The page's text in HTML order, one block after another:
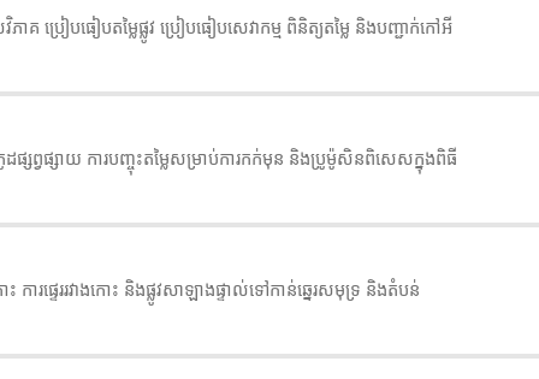
រៀបធៀបតម្លៃផ្លូវ ប្រៀបធៀបសេវាកម្ម ពិនិត្យតម្លៃ និងបញ្ជាក់កៅអី
ព្វផ្សាយ ការបញ្ចុះតម្លៃសម្រាប់ការកក់មុន និងប្រូម៉ូសិនពិសេសក្នុងពិធី
ផ្ទេររវាងកោះ និងផ្លូវសាឡាងផ្ទាល់ទៅកាន់ឆ្នេរសមុទ្រ និងតំបន់